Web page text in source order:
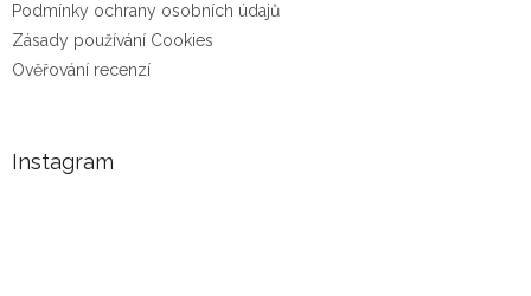
Podmínky ochrany osobních údajů
Zásady používání Cookies
Ověřování recenzí
Instagram